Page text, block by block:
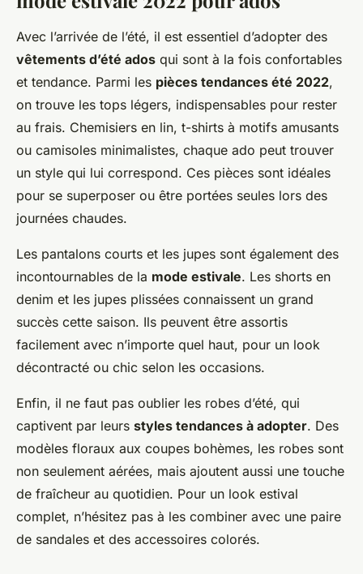
Avec l’arrivée de l’été, il est essentiel d’adopter des
vêtements d’été ados qui sont à la fois confortables
et tendance. Parmi les pièces tendances été 2022,
on trouve les tops légers, indispensables pour rester
au frais. Chemisiers en lin, t-shirts à motifs amusants
ou camisoles minimalistes, chaque ado peut trouver
un style qui lui correspond. Ces pièces sont idéales
pour se superposer ou être portées seules lors des
journées chaudes.
Les pantalons courts et les jupes sont également des
incontournables de la mode estivale. Les shorts en
denim et les jupes plissées connaissent un grand
succès cette saison. Ils peuvent être assortis
facilement avec n’importe quel haut, pour un look
décontracté ou chic selon les occasions.
Enfin, il ne faut pas oublier les robes d’été, qui
captivent par leurs styles tendances à adopter. Des
modèles floraux aux coupes bohèmes, les robes sont
non seulement aérées, mais ajoutent aussi une touche
de fraîcheur au quotidien. Pour un look estival
complet, n’hésitez pas à les combiner avec une paire
de sandales et des accessoires colorés.